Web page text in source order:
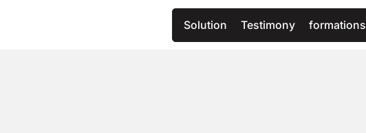
Solution Testimony formations